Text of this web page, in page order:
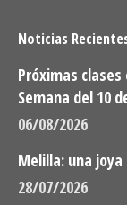
Noticias
Próximas clases
Semana del 10
06/08/2026
Melilla: una
28/07/2026